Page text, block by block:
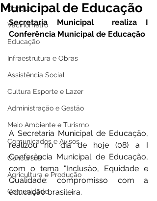
Dengue
Vacinômetro
Educação
Infraestrutura e Obras
Assistência Social
Cultura Esporte e Lazer
Administração e Gestão
Meio Ambiente e Turismo
Comunicados e Avisos
Concursos
Agricultura e Produção
Comunidade
Municipal de Educação
Secretaria Municipal  realiza I
Conferência Municipal de Educação
A Secretaria Municipal de Educação,
realizou no dia de hoje (08) a I
Conferência Municipal de Educação,
com o tema "Inclusão, Equidade e
Qualidade: compromisso com a
educação brasileira.